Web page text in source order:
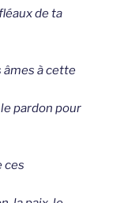
de ta
âmes à cette
pardon pour
ces